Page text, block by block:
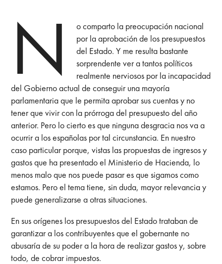
N
o comparto la preocupación nacional
por la aprobación de los presupuestos
del Estado. Y me resulta bastante
sorprendente ver a tantos políticos
realmente nerviosos por la incapacidad
del Gobierno actual de conseguir una mayoría
parlamentaria que le permita aprobar sus cuentas y no
tener que vivir con la prórroga del presupuesto del año
anterior. Pero lo cierto es que ninguna desgracia nos va a
ocurrir a los españolas por tal circunstancia. En nuestro
caso particular porque, vistas las propuestas de ingresos y
gastos que ha presentado el Ministerio de Hacienda, lo
menos malo que nos puede pasar es que sigamos como
estamos. Pero el tema tiene, sin duda, mayor relevancia y
puede generalizarse a otras situaciones.
En sus orígenes los presupuestos del Estado trataban de
garantizar a los contribuyentes que el gobernante no
abusaría de su poder a la hora de realizar gastos y, sobre
todo, de cobrar impuestos.